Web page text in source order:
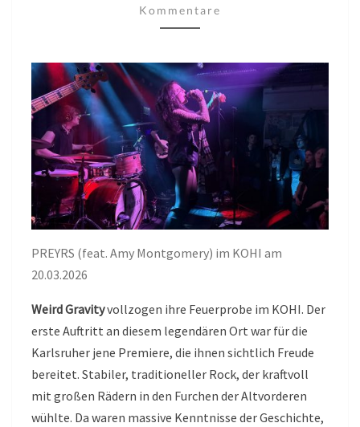
IM
KOHI,
IN
KARLSRUHE
AM
20.03.2026
Kommentare
PREYRS (feat. Amy Montgomery) im KOHI am
20.03.2026
Weird Gravityvollzogen ihre Feuerprobe im KOHI. Der
erste Auftritt an diesem legendären Ort war für die
Karlsruher jene Premiere, die ihnen sichtlich Freude
bereitet. Stabiler, traditioneller Rock, der kraftvoll
mit großen Rädern in den Furchen der Altvorderen
wühlte. Da waren massive Kenntnisse der Geschichte,